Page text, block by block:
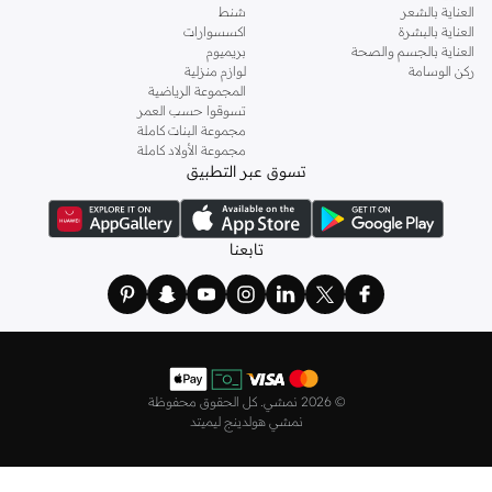
جميع أنحاء البحرين، بما في ذلك المدن الرئيسية مثل دبي وأبوظبي والشارقة. استمتعي
بخيارات دفع آمنة ومرتجعات سهلة لتجربة تسوق خالية من القلق.
لماذا تتسوقين الملابس الهندية من نمشي؟
استخدمي بطاقات الائتمان/الخصم، أو أرصدة نون، أو الدفع عند
الاستلام. قسمي مدفوعاتك على أربع دفعات بدون فوائد مع تاباي أو تمارا.
استفيدي من سياسة الإرجاع لمدة 14 يومًا لراحة بالك.
توصيل سريع:
اختاري من بين خيارات التوصيل خلال 90 دقيقة، أو القياسي، أو
العالمي.
اعثري على ملابسك الهندية المثالية واستمتعي بتوصيل سريع في جميع أنحاء البحرين.
العناية بالشعر
العناية بالبشرة
العناية بالجسم والصحة
ركن الوسامة
شنط
اكسسوارات
بريميوم
لوازم منزلية
المجموعة الرياضية
تسوقوا حسب العمر
مجموعة البنات كاملة
مجموعة الأولاد كاملة
تسوق عبر التطبيق
تابعنا
© 2026 نمشي. كل الحقوق محفوظة
نمشي هولدينج ليميتد